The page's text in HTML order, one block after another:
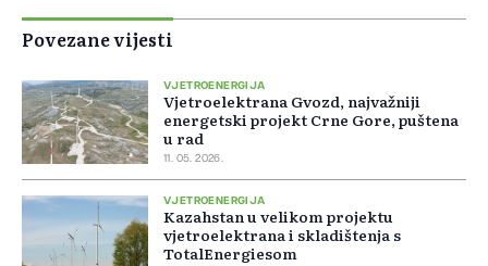
Povezane vijesti
VJETROENERGIJA
Vjetroelektrana Gvozd, najvažniji
energetski projekt Crne Gore, puštena
u rad
11. 05. 2026.
VJETROENERGIJA
Kazahstan u velikom projektu
vjetroelektrana i skladištenja s
TotalEnergiesom